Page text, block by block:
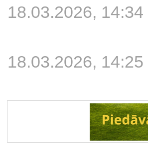
18.03.2026, 14:34
18.03.2026, 14:25